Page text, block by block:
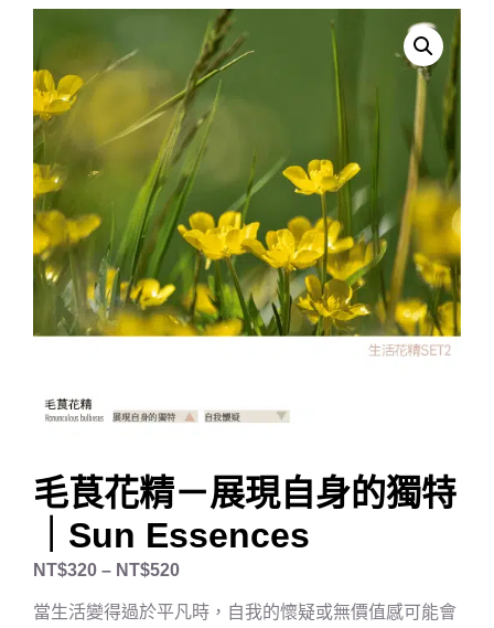
毛茛花精－展現自身的獨特
｜Sun Essences
NT$320 – NT$520
當生活變得過於平凡時，自我的懷疑或無價值感可能會